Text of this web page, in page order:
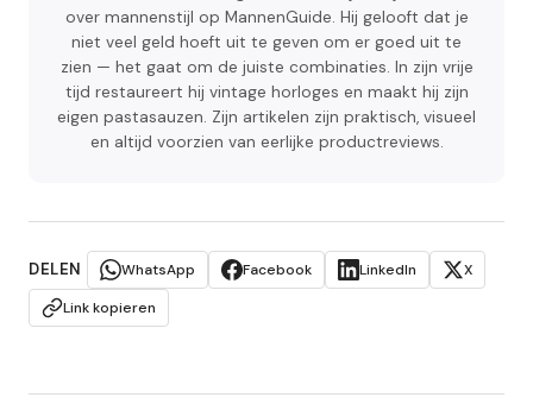
over mannenstijl op MannenGuide. Hij gelooft dat je
niet veel geld hoeft uit te geven om er goed uit te
zien — het gaat om de juiste combinaties. In zijn vrije
tijd restaureert hij vintage horloges en maakt hij zijn
eigen pastasauzen. Zijn artikelen zijn praktisch, visueel
en altijd voorzien van eerlijke productreviews.
DELEN WhatsApp Facebook LinkedIn
X
Link kopieren